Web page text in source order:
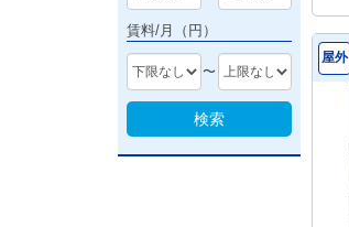
賃料/月（円）
〜
検索
屋外